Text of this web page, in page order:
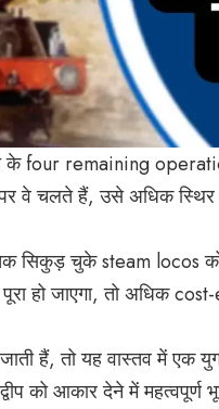
के four remaining
वे चलते हैं, उसे अधिक
सिकुड़ चुके steam locos
हो जाएगा, तो अधिक
हैं, तो यह वास्तव में एक
को आकार देने में महत्वपूर्ण